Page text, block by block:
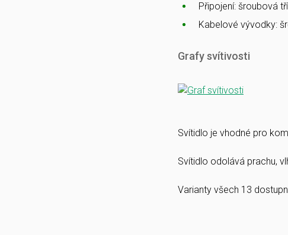
Připojení: šroubová
Kabelové vývodky:
Grafy svítivosti
Svítidlo je vhodné pro
Svítidlo odolává prachu,
Varianty všech 13